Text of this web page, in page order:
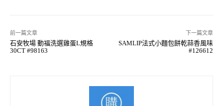
前一篇文章
石安牧場 動福洗選雞蛋L規格
30CT #98163
下一篇文章
SAMLIP法式小麵包餅乾蒜香風味
#126612